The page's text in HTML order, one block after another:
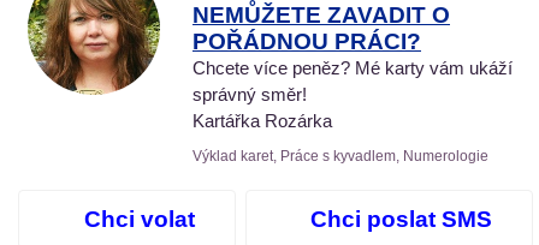
NEMŮŽETE ZAVADIT O
POŘÁDNOU PRÁCI?
Chcete více peněz? Mé karty vám ukáží
správný směr!
Kartářka Rozárka
Výklad karet, Práce s kyvadlem, Numerologie
Chci volat Chci poslat SMS